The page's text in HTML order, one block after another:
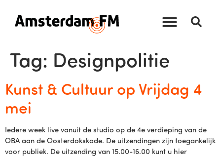
Tag: Designpolitie
Kunst & Cultuur op Vrijdag 4
mei
Iedere week live vanuit de studio op de 4e verdieping van de
OBA aan de Oosterdokskade. De uitzendingen zijn toegankelijk
voor publiek. De uitzending van 15.00-16.00 kunt u hier